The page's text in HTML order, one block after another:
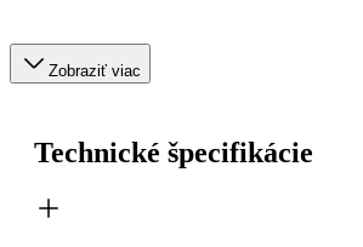
Zobraziť viac
Technické špecifikácie